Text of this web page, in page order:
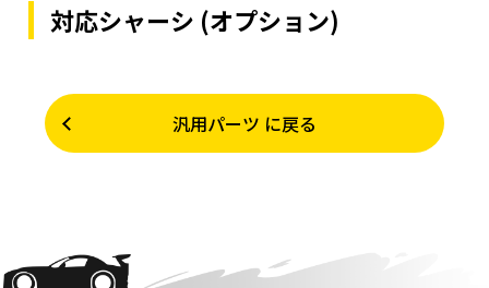
対応シャーシ (オプション)
汎用パーツ に戻る